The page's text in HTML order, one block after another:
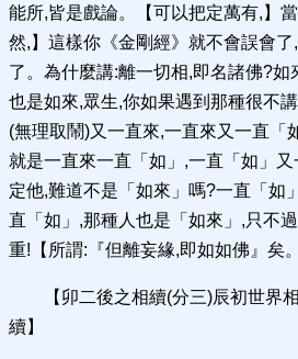
能所,皆是戲論。【可以把定萬有,】
然,】這樣你《金剛經》就不會誤會
了。為什麼講:離一切相,即名諸佛?如
也是如來,眾生,你如果遇到那種很不
(無理取鬧)又一直來,一直來又一直「
就是一直來一直「如」,一直「如」
定他,難道不是「如來」嗎?一直「如
直「如」,那種人也是「如來」,只不
重!【所謂:『但離妄緣,即如如佛』矣
【卯二後之相續(分三)辰初世界
續】